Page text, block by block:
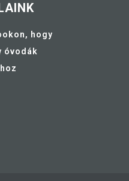
hogy
óvodák